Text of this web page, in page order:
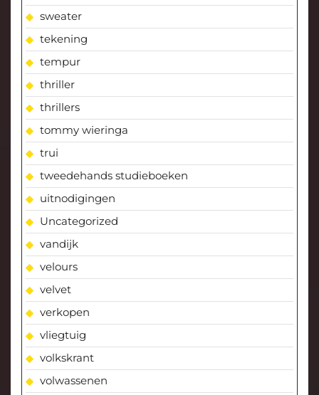
sweater
tekening
tempur
thriller
thrillers
tommy wieringa
trui
tweedehands studieboeken
uitnodigingen
Uncategorized
vandijk
velours
velvet
verkopen
vliegtuig
volkskrant
volwassenen